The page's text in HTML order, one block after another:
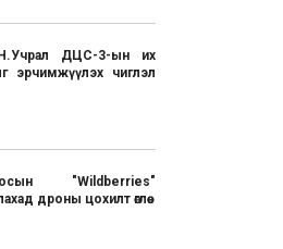
Н.Учрал ДЦС-3-ын их
эрчимжүүлэх чиглэл
"Wildberries"
дроны цохилт өглөө